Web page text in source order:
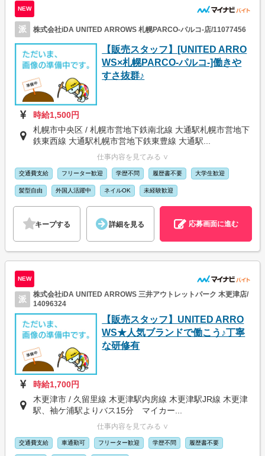
NEW
派 株式会社iDA UNITED ARROWS 札幌PARCO-パルコ-店/11077456
【販売スタッフ】[UNITED ARRO
WS×札幌PARCO-パルコ-]働きや
すさ抜群♪
時給1,500円
札幌市中央区 / 札幌市営地下鉄南北線 大通駅札幌市営地下
鉄東西線 大通駅札幌市営地下鉄東豊線 大通駅...
仕事内容を見てみる ∨
交通費支給 フリーター歓迎 学歴不問 履歴書不要 大学生歓迎
髪型自由 外国人活躍中 ネイルOK 未経験歓迎
キープする 詳細を見る 応募画面に進む
NEW
派
株式会社iDA UNITED ARROWS 三井アウトレットパーク 木更津店/
14096324
【販売スタッフ】UNITED ARRO
WS★人気ブランドで働こう♪丁寧
な研修有
時給1,700円
木更津市 / 久留里線 木更津駅内房線 木更津駅JR線 木更津
駅、袖ケ浦駅よりバス15分 マイカー...
仕事内容を見てみる ∨
交通費支給 車通勤可 フリーター歓迎 学歴不問 履歴書不要